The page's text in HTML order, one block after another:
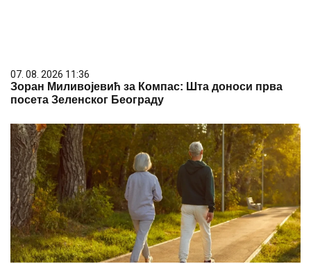
07. 08. 2026 11:36
Зоран Миливојевић за Компас: Шта доноси прва
посета Зеленског Београду